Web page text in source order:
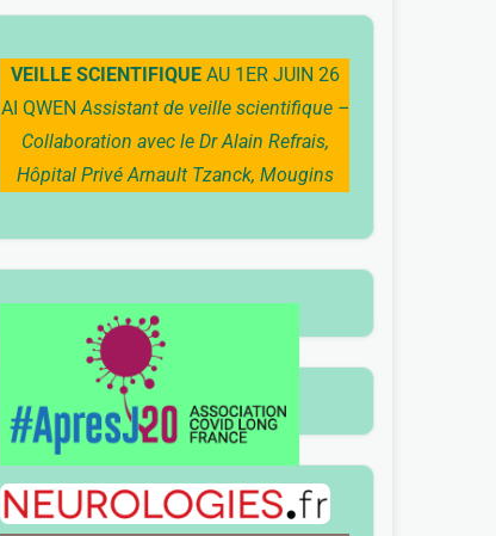
VEILLE SCIENTIFIQUEAU 1ER JUIN 26
AI QWENAssistant de veille scientifique –
Collaboration avec le Dr Alain Refrais,
Hôpital Privé Arnault Tzanck, Mougins